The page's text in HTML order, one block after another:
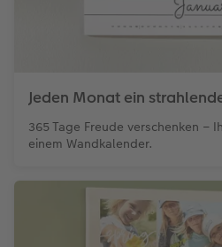
Jeden Monat ein
365 Tage Freude verschenken –
einem Wandkalender.